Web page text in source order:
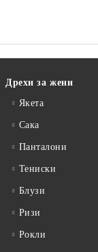
Дрехи за жени
Якета
Сакa
Панталони
Тениски
Блузи
Ризи
Рокли